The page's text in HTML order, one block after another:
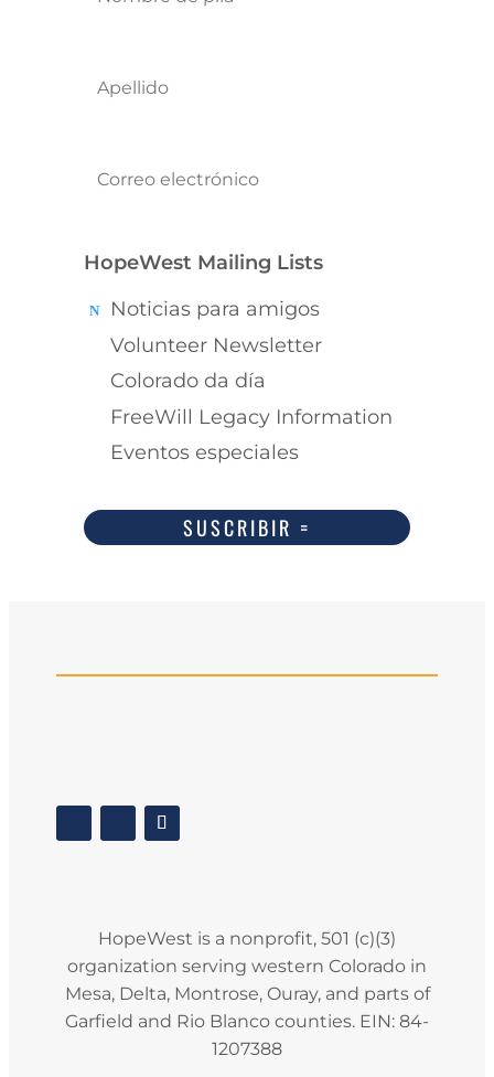
HopeWest Mailing Lists
Noticias para amigos
Volunteer Newsletter
Colorado da día
FreeWill Legacy Information
Eventos especiales
SUSCRIBIR
HopeWest is a nonprofit, 501 (c)(3)
organization serving western Colorado in
Mesa, Delta, Montrose, Ouray, and parts of
Garfield and Rio Blanco counties. EIN: 84-
1207388